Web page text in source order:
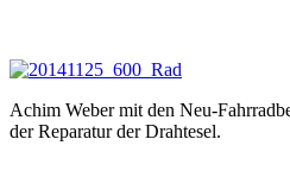
Achim Weber mit den Neu-
der Reparatur der Drahtesel.